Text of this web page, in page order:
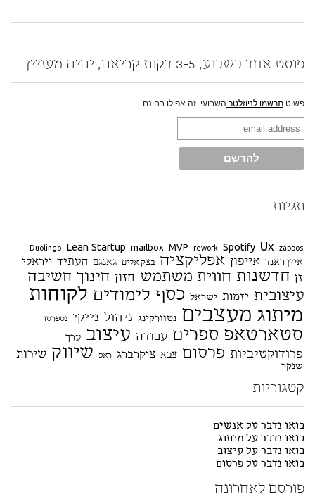
פוסט אחד בשבוע, 3-5 דקות קריאה, יהיה מעניין
פשוט תרשמו לניוזלטר השבועי. זה אפילו בחינם.
תגיות
Duolingo Lean Startup mailbox MVP rework Spotify Ux zappos
איין ראנד אייפון אפליקציה בצק אלים גאנגם העתיד ויראלי
זן חדשנות חווית משתמש חזון חינוך חשיבה
עיצובית יזמות ישראל כסף לימודים לקוחות
מיתוג מעצבים נטוורקינג ניהול נייקי נספרסו
סטארטאפ ספרים עבודה עיצוב ערך
פרודוקטיביות פרסום צבא צוקרברג ראפ שיווק שירות
שנקר
קטגוריות
בואו נדבר על אנשים
בואו נדבר על מיתוג
בואו נדבר על עיצוב
בואו נדבר על פרסום
פורסם לאחרונה